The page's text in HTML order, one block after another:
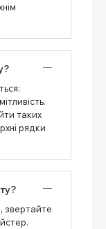
таких
рядки
звертайте